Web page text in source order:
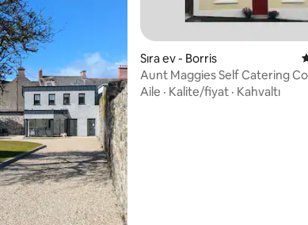
Sıra ev - Borris
Aunt Maggies Self Catering
Borris
Aile · Kalite/fiyat · Kahvaltı